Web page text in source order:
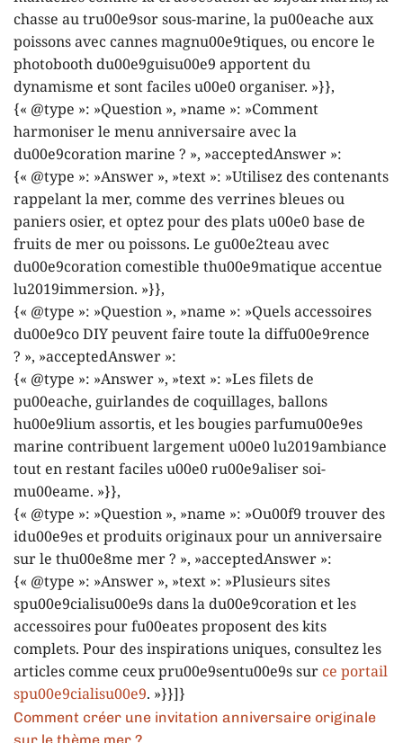
chasse au tru00e9sor sous-marine, la pu00eache aux
poissons avec cannes magnu00e9tiques, ou encore le
photobooth du00e9guisu00e9 apportent du
dynamisme et sont faciles u00e0 organiser. »}},
{« @type »: »Question », »name »: »Comment
harmoniser le menu anniversaire avec la
du00e9coration marine ? », »acceptedAnswer »:
{« @type »: »Answer », »text »: »Utilisez des contenants
rappelant la mer, comme des verrines bleues ou
paniers osier, et optez pour des plats u00e0 base de
fruits de mer ou poissons. Le gu00e2teau avec
du00e9coration comestible thu00e9matique accentue
lu2019immersion. »}},
{« @type »: »Question », »name »: »Quels accessoires
du00e9co DIY peuvent faire toute la diffu00e9rence
? », »acceptedAnswer »:
{« @type »: »Answer », »text »: »Les filets de
pu00eache, guirlandes de coquillages, ballons
hu00e9lium assortis, et les bougies parfumu00e9es
marine contribuent largement u00e0 lu2019ambiance
tout en restant faciles u00e0 ru00e9aliser soi-
mu00eame. »}},
{« @type »: »Question », »name »: »Ou00f9 trouver des
idu00e9es et produits originaux pour un anniversaire
sur le thu00e8me mer ? », »acceptedAnswer »:
{« @type »: »Answer », »text »: »Plusieurs sites
spu00e9cialisu00e9s dans la du00e9coration et les
accessoires pour fu00eates proposent des kits
complets. Pour des inspirations uniques, consultez les
articles comme ceux pru00e9sentu00e9s sur ce portail
spu00e9cialisu00e9. »}}]}
Comment créer une invitation anniversaire originale
sur le thème mer ?